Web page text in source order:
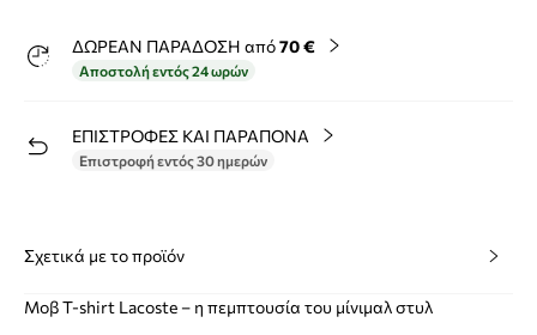
ΔΩΡΕΑΝ ΠΑΡΑΔΟΣΗ από70 €
Αποστολή εντός 24 ωρών
ΕΠΙΣΤΡΟΦΕΣ ΚΑΙ ΠΑΡΑΠΟΝΑ
Επιστροφή εντός 30 ημερών
Σχετικά με το προϊόν
Μοβ T-shirt Lacoste – η πεμπτουσία του μίνιμαλ στυλ